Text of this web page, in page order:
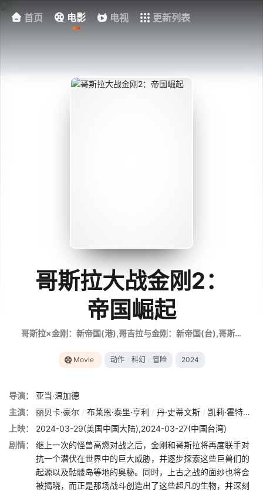
首页 电影 电视 更新列表
哥斯拉大战金刚2：
帝国崛起
哥斯拉×金刚：新帝国(港),哥吉拉与金刚：新帝国(台),哥斯拉大战金刚2,金刚之子,Godzilla vs. Kong 2,Godzilla and Kong,Godzilla vs Kong: The New Empire,ゴジラxコング 新たなる帝国
Movie 动作 科幻 冒险 2024
导演：
亚当·温加德
主演：
丽贝卡·豪尔 / 布莱恩·泰里·亨利 / 丹·史蒂文斯 / 凯莉·霍特尔
上映：
2024-03-29(美国中国大陆),2024-03-27(中国台湾)
剧情：
继上一次的怪兽高燃对战之后，金刚和哥斯拉将再度联手对
抗一个潜伏在世界中的巨大威胁，并逐步探索这些巨兽们的
起源以及骷髅岛等地的奥秘。同时，上古之战的面纱也将会
被揭晓，而正是那场战斗创造出了这些超凡的生物，并深刻